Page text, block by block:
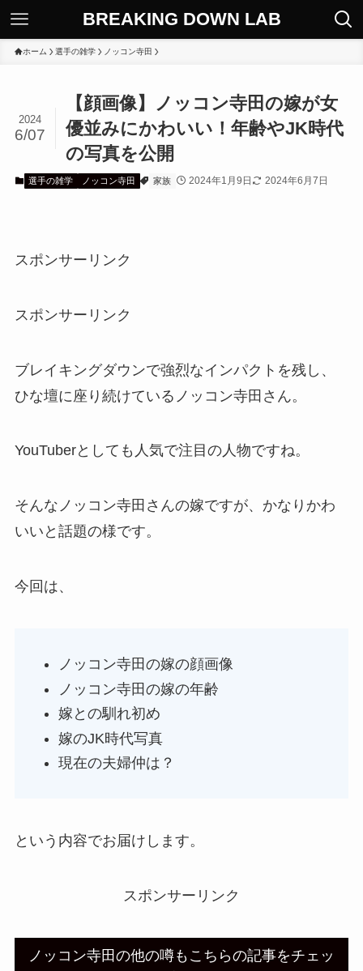
BREAKING DOWN LAB
ホーム 選手の雑学 ノッコン寺田
【顔画像】ノッコン寺田の嫁が女
優並みにかわいい！年齢やJK時代
の写真を公開
2024
6/07
選手の雑学 ノッコン寺田 家族 2024年1月9日 2024年6月7日
スポンサーリンク
スポンサーリンク
ブレイキングダウンで強烈なインパクトを残し、
ひな壇に座り続けているノッコン寺田さん。
YouTuberとしても人気で注目の人物ですね。
そんなノッコン寺田さんの嫁ですが、かなりかわ
いいと話題の様です。
今回は、
ノッコン寺田の嫁の顔画像
ノッコン寺田の嫁の年齢
嫁との馴れ初め
嫁のJK時代写真
現在の夫婦仲は？
という内容でお届けします。
スポンサーリンク
ノッコン寺田の他の噂もこちらの記事をチェッ